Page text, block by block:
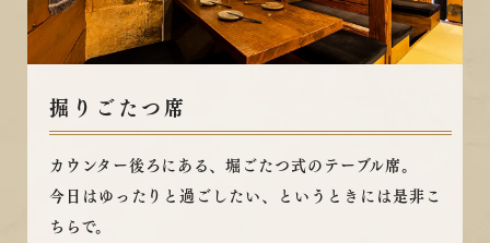
掘りごたつ席
カウンター後ろにある、堀ごたつ式のテーブル席。
今日はゆったりと過ごしたい、というときには是非こ
ちらで。